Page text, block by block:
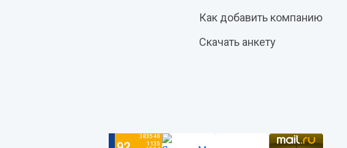
Как добавить компанию
Скачать анкету